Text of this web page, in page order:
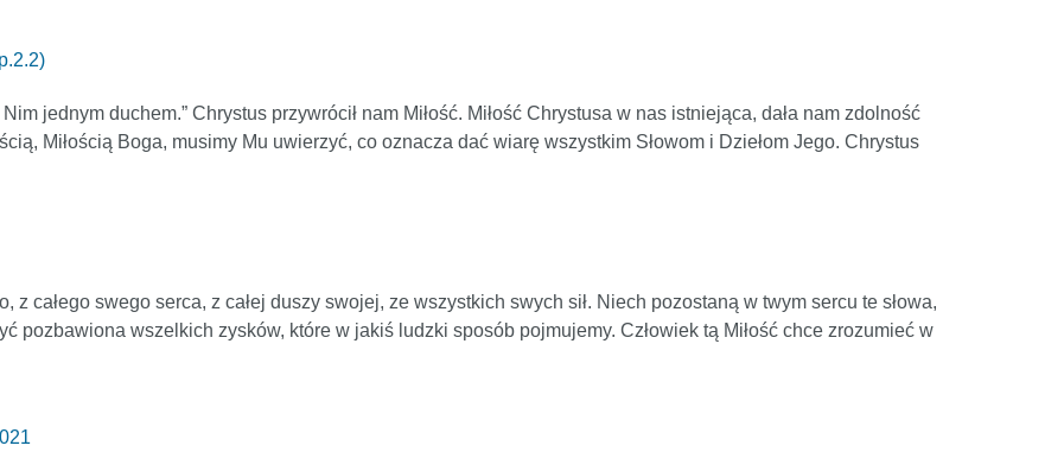
jednym duchem.” Chrystus przywrócił nam Miłość. Miłość Chrystusa w nas istniejąca, dała nam zdolność
Miłością Boga, musimy Mu uwierzyć, co oznacza dać wiarę wszystkim Słowom i Dziełom Jego. Chrystus
z całego swego serca, z całej duszy swojej, ze wszystkich swych sił. Niech pozostaną w twym sercu te słowa,
pozbawiona wszelkich zysków, które w jakiś ludzki sposób pojmujemy. Człowiek tą Miłość chce zrozumieć w